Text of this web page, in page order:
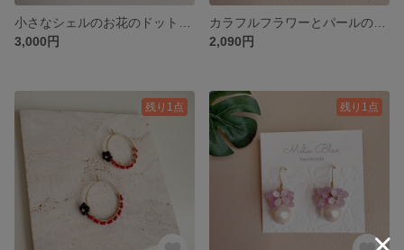
3,000円
2,090円
残り1点 残り1点